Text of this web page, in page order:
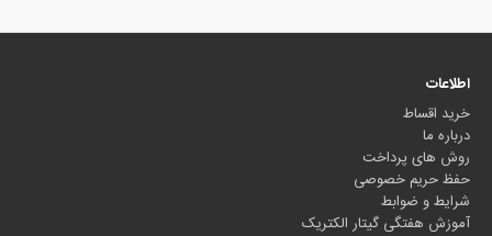
اطلاعات
خرید اقساط
درباره ما
روش های پرداخت
حفظ حریم خصوصی
شرایط و ضوابط
آموزش هفتگی گیتار الکتریک